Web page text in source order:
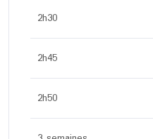
2h30
2h45
2h50